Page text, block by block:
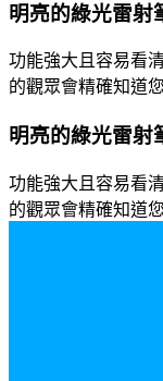
明亮的綠光雷射
功能強大且容易看
的觀眾會精確知道
明亮的綠光雷射
功能強大且容易看
的觀眾會精確知道